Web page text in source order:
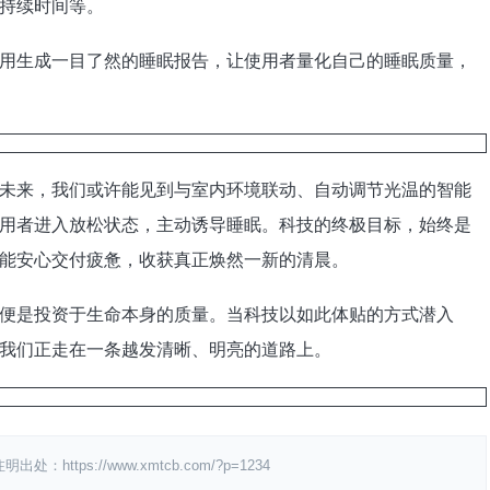
时间等。
一目了然的睡眠报告，让使用者量化自己的睡眠质量，
，我们或许能见到与室内环境联动、自动调节光温的智能
者进入放松状态，主动诱导睡眠。科技的终极目标，始终是
心交付疲惫，收获真正焕然一新的清晨。
投资于生命本身的质量。当科技以如此体贴的方式潜入
们正走在一条越发清晰、明亮的道路上。
出处：https://www.xmtcb.com/?p=1234